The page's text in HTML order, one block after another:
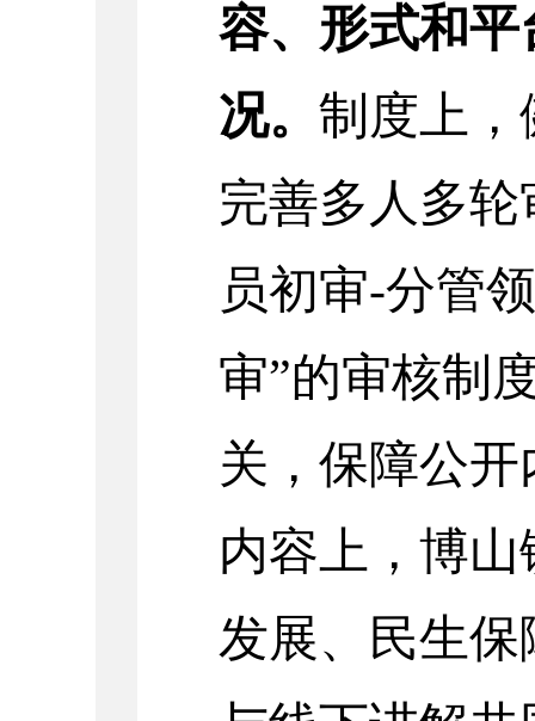
容、形式和
况。 制度上，
完善多人多
员初审-分管
审”的审核制
关，保障公
内容上，博
发展、民生